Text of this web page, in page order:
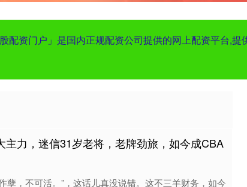
配资门户」是国内正规配资公司提供的网上配资平台,
主力，迷信31岁老将，老牌劲旅，如今成CBA
孽，不可活。”，这话儿真没说错。这不三羊财务，如今